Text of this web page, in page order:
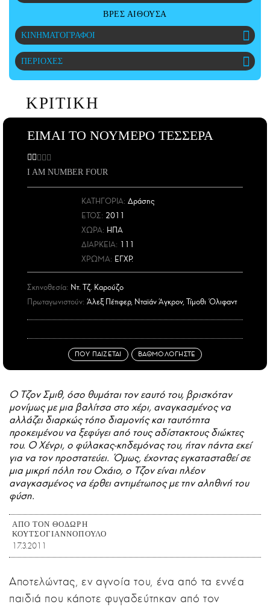
ΑΜΠΑ
PRINT
ΒΡΕΣ ΑΙΘΟΥΣΑ
ΚΙΝΗΜΑΤΟΓΡΑΦΟΙ
ΠΕΡΙΟΧΕΣ
ΚΡΙΤΙΚΗ
ΕΙΜΑΙ ΤΟ ΝΟΥΜΕΡΟ ΤΕΣΣΕΡΑ
I AM NUMBER FOUR
ΚΑΤΗΓΟΡΙΑ: Δράσης
ΕΤΟΣ: 2011
ΧΩΡΑ: ΗΠΑ
ΔΙΑΡΚΕΙΑ: 111
ΧΡΩΜΑ: ΕΓΧΡ.
Σκηνοθεσία: Ντ. Τζ. Καρούζο
Πρωταγωνιστούν: Άλεξ Πέτιφερ, Νταϊάν Άγκρον, Τίμοθι Όλιφαντ
ΠΟΥ ΠΑΙΖΕΤΑΙ ΒΑΘΜΟΛΟΓΗΣΤΕ
Ο Τζον Σμιθ, όσο θυμάται τον εαυτό του, βρισκόταν
μονίμως με μια βαλίτσα στο χέρι, αναγκασμένος να
αλλάζει διαρκώς τόπο διαμονής και ταυτότητα
προκειμένου να ξεφύγει από τους αδίστακτους διώκτες
του. Ο Χένρι, ο φύλακας-κηδεμόνας του, ήταν πάντα εκεί
για να τον προστατεύει. Όμως, έχοντας εγκατασταθεί σε
μια μικρή πόλη του Οχάιο, ο Τζον είναι πλέον
αναγκασμένος να έρθει αντιμέτωπος με την αληθινή του
φύση.
ΑΠΟ ΤΟΝ ΘΟΔΩΡΗ
ΚΟΥΤΣΟΓΙΑΝΝΟΠΟΥΛΟ
17.3.2011
Αποτελώντας, εν αγνοία του, ένα από τα εννέα
παιδιά που κάποτε φυγαδεύτηκαν από τον